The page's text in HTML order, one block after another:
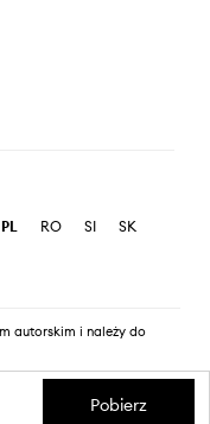
PL RO SI
SK
autorskim i należy do
Pobierz